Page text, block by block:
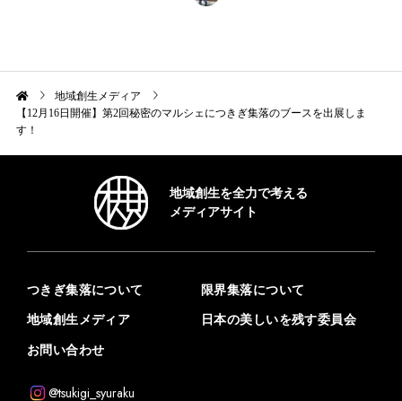
地域創生メディア
【12月16日開催】第2回秘密のマルシェにつきぎ集落のブースを出展しま
す！
地域創生を全力で考える
メディアサイト
つきぎ集落について 限界集落について
地域創生メディア 日本の美しいを残す委員会
お問い合わせ
@tsukigi_syuraku